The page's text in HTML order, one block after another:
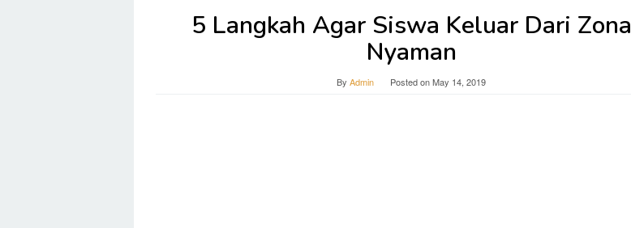
5 Langkah Agar Siswa Keluar Dari Zona
Nyaman
By Admin Posted onMay 14, 2019